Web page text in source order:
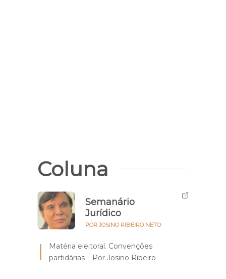
Coluna
Semanário
Jurídico
POR JOSINO RIBEIRO NETO
Matéria eleitoral. Convenções
partidárias – Por Josino Ribeiro